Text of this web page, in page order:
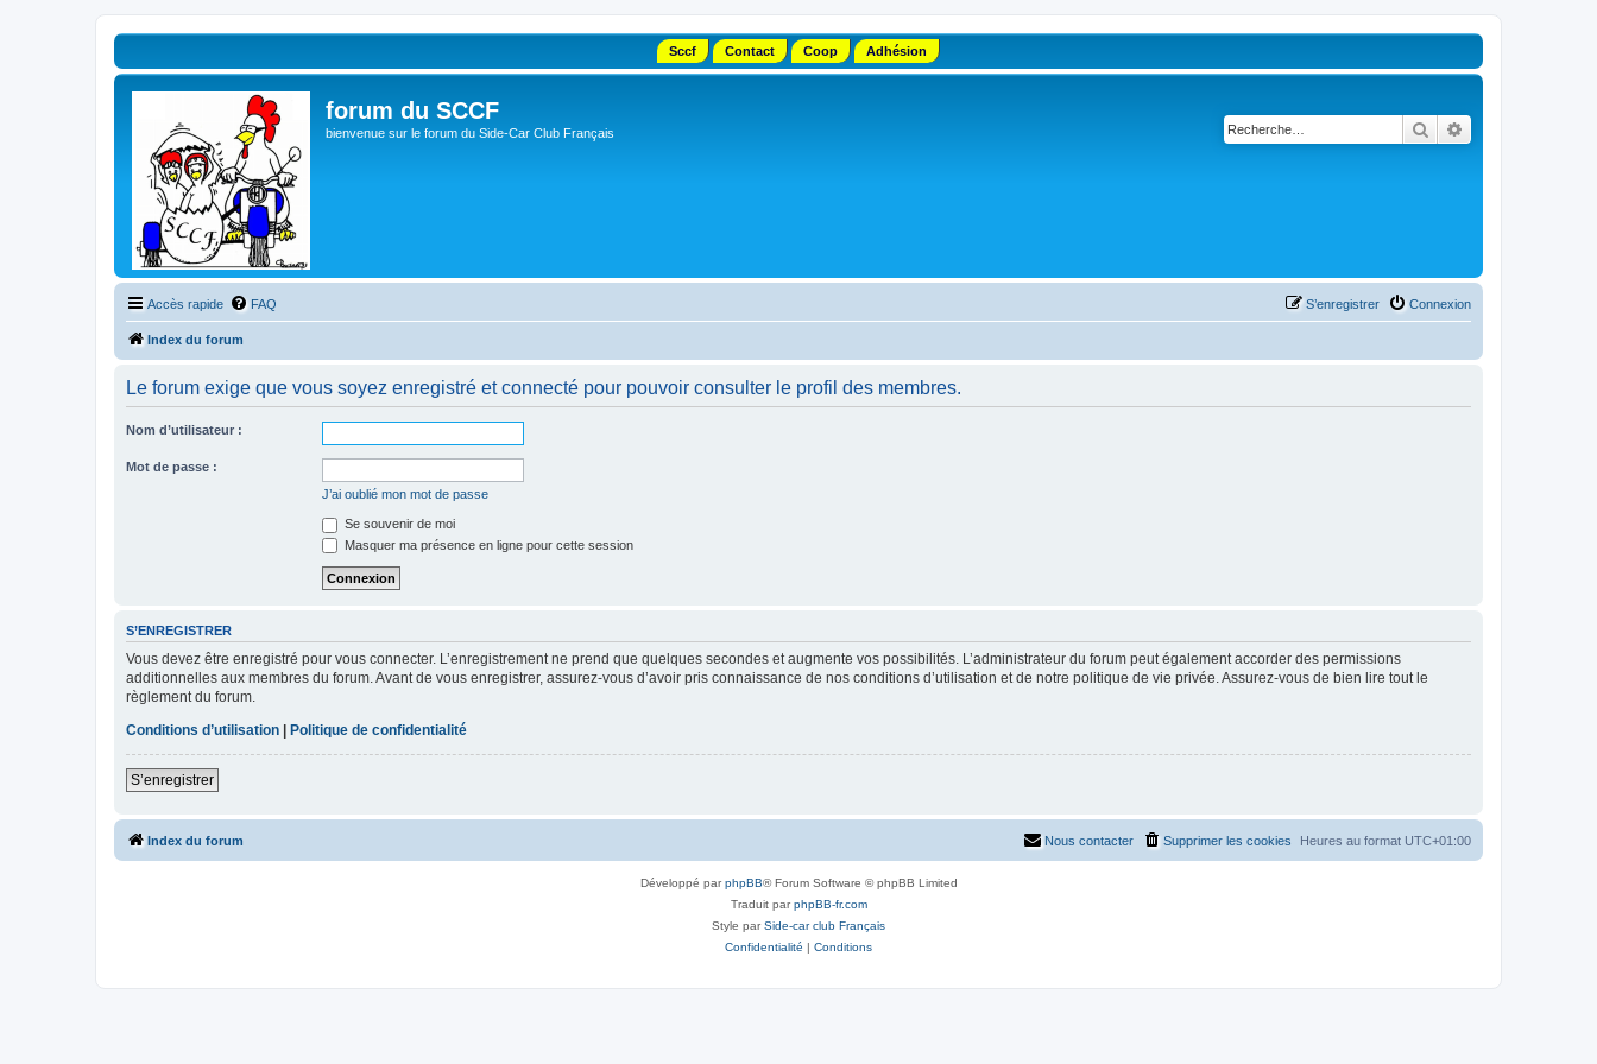
Sccf Contact Coop Adhésion
forum du SCCF
bienvenue sur le forum du Side-Car Club Français Rechercher
Accès rapide FAQ Connexion
S’enregistrer
Index du forum
Le forum exige que vous soyez enregistré et connecté pour pouvoir consulter le profil des membres.
Nom d’utilisateur :
Mot de passe :
J’ai oublié mon mot de passe
Se souvenir de moi
Masquer ma présence en ligne pour cette session
S’ENREGISTRER
Vous devez être enregistré pour vous connecter. L’enregistrement ne prend que quelques secondes et augmente vos possibilités. L’administrateur du forum peut également accorder des permissions
additionnelles aux membres du forum. Avant de vous enregistrer, assurez-vous d’avoir pris connaissance de nos conditions d’utilisation et de notre politique de vie privée. Assurez-vous de bien lire tout le
règlement du forum.
Conditions d’utilisation | Politique de confidentialité
S’enregistrer
Index du forum Heures au format UTC+01:00
Supprimer les cookies
Nous contacter
Développé parphpBB® Forum Software © phpBB Limited
Traduit parphpBB-fr.com
Style parSide-car club Français
Confidentialité | Conditions